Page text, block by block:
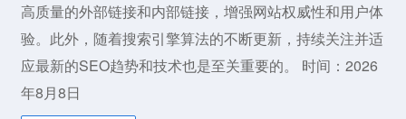
高质量的外部链接和内部链接，增强网站权威性和用户体
验。此外，随着搜索引擎算法的不断更新，持续关注并适
应最新的SEO趋势和技术也是至关重要的。 时间：2026
年8月8日